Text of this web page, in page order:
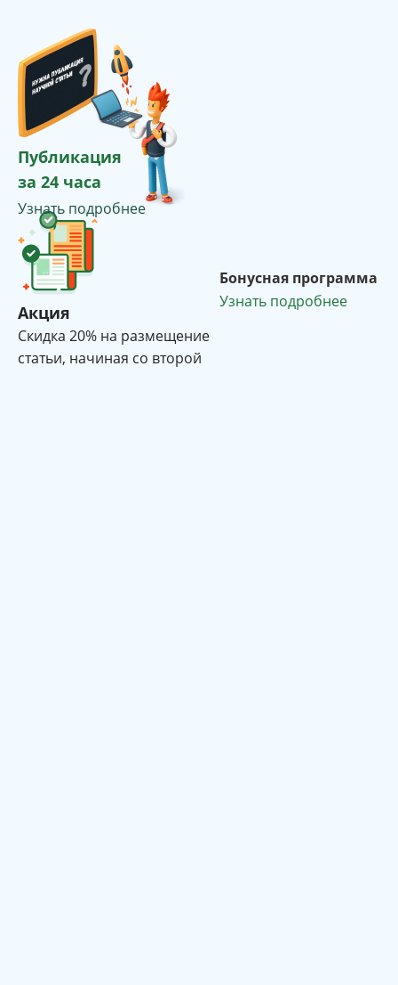
Публикация
за 24 часа
Узнать подробнее
Акция
Cкидка 20% на размещение
статьи, начиная со второй
Бонусная программа
Узнать подробнее